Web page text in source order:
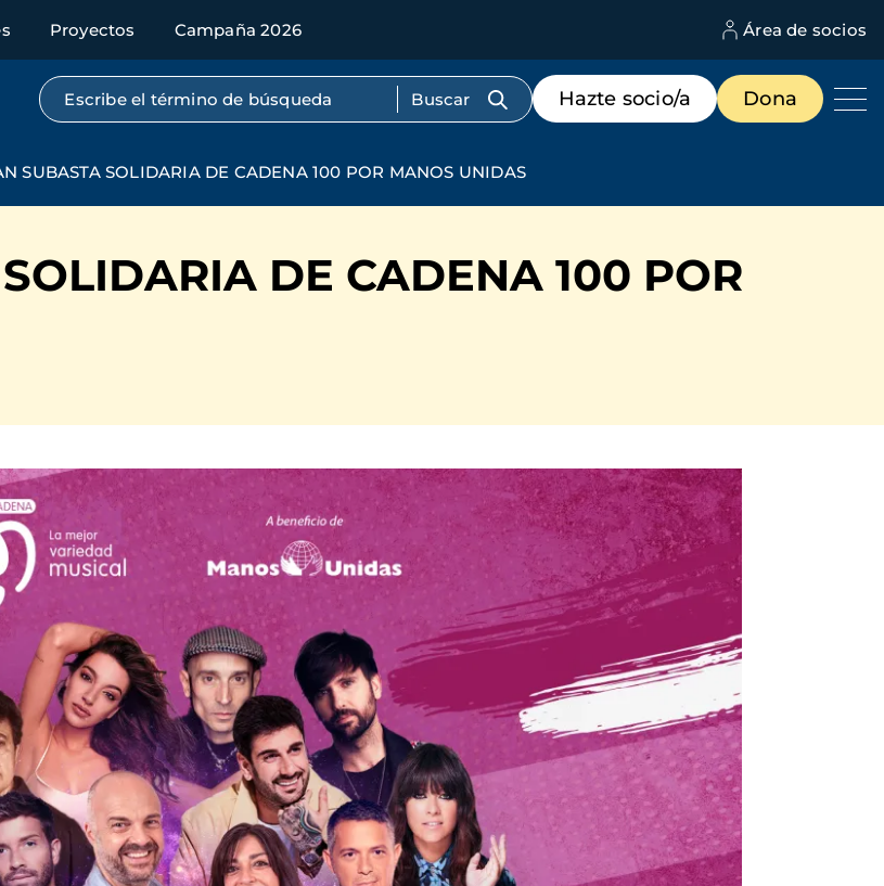
Proyectos Campaña 2026 Área de socios
Búsqueda por texto completo
Menú
de
destacados
Hazte socio/a Dona
SUBASTA SOLIDARIA DE CADENA 100 POR MANOS UNIDAS
DE CADENA 100 POR